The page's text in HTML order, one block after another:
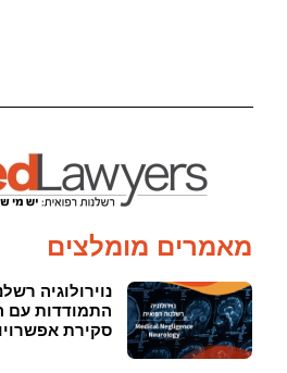
מאמרים מומלצים
נוירולוגיה
התמודדות עם
סקירת